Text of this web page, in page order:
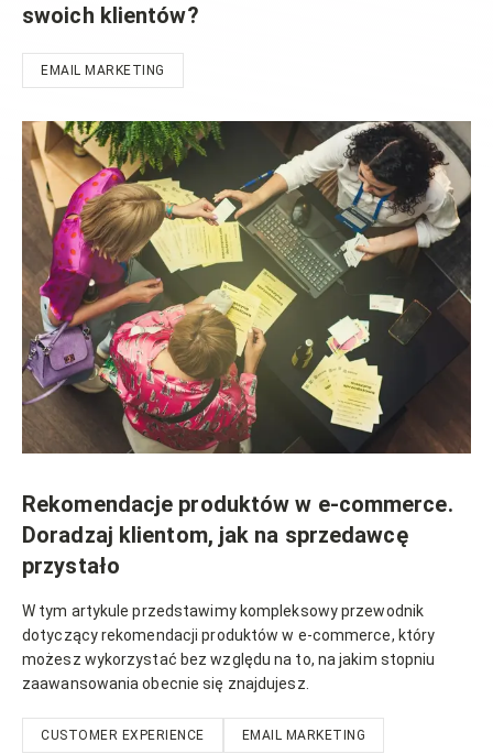
swoich klientów?
EMAIL MARKETING
Rekomendacje produktów w e-commerce.
Doradzaj klientom, jak na sprzedawcę
przystało
W tym artykule przedstawimy kompleksowy przewodnik
dotyczący rekomendacji produktów w e-commerce, który
możesz wykorzystać bez względu na to, na jakim stopniu
zaawansowania obecnie się znajdujesz.
CUSTOMER EXPERIENCE EMAIL MARKETING